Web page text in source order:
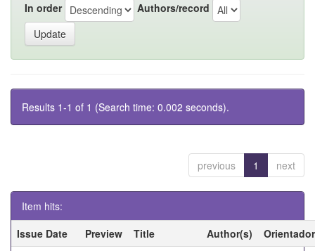
In order Authors/record
Results 1-1 of 1 (Search time: 0.002 seconds).
previous 1 next
Item hits:
Issue Date
Preview Title Author(s)
Orientador